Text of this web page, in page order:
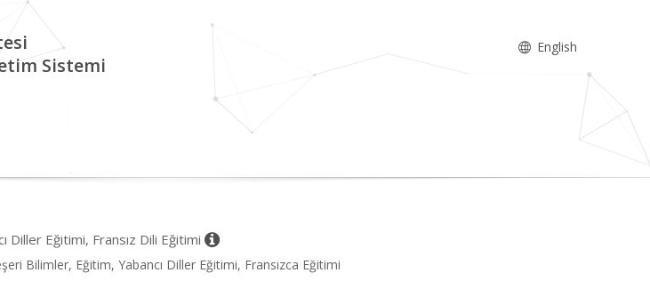
Sistemi
English
Diller Eğitimi, Fransız Dili Eğitimi
Bilimler, Eğitim, Yabancı Diller Eğitimi, Fransızca Eğitimi